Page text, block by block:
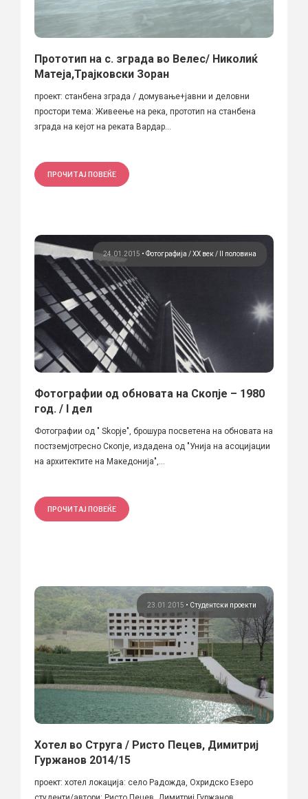
Прототип на с. зграда во Велес/ Николиќ
Матеја,Трајковски Зоран
проект: станбена зграда / домување+јавни и деловни
простори тема: Живеење на река, прототип на станбена
зграда на кејот на реката Вардар...
ПРОЧИТАЈ ПОВЕЌЕ
24.01.2015 • Фотографија ХХ век / II половина
Фотографии од обновата на Скопје – 1980
год. / I дел
Фотографии од " Skopje", брошура посветена на обновата на
постземјотресно Скопје, издадена од "Унија на асоцијации
на архитектите на Македонија",...
ПРОЧИТАЈ ПОВЕЌЕ
23.01.2015 • Студентски проекти
Хотел во Струга / Ристо Пецев, Димитриј
Гуржанов 2014/15
проект: хотел локација: село Радожда, Охридско Езеро